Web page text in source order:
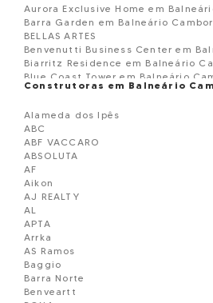
Aurora Exclusive Home em
Barra Garden em Balneário
BELLAS ARTES
Benvenutti Business Center em
Biarritz Residence em Balneário
Blue Coast Tower em Balneário
Blue Ocean Residence em
BOSQUE BELCANTO
BOURBON DE FRANCE
BRAVA GOLD
Brisas do Mar Edificio
CADORE
CALLA D VOLPI RESIDENCE EM
Camboriú Business Center em
Camellia Sinensis em Balneário
Cartagena Residence em Balneário
Cartier Residence em Balneário
Casa geminada á venda Balneário
Celebration Residence em
Charmant Residence em Balneário
Chãteau Montmartre em Balneário
Construtoras em Balneário
Alameda dos Ipês
ABC
ABF VACCARO
ABSOLUTA
AF
Aikon
AJ REALTY
AL
APTA
Arrka
AS Ramos
Baggio
Barra Norte
Benveartt